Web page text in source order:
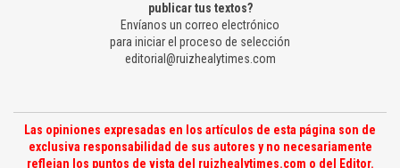
publicar tus textos?
Envíanos un correo electrónico
para iniciar el proceso de selección
editorial@ruizhealytimes.com
Las opiniones expresadas en los artículos de esta página son de
exclusiva responsabilidad de sus autores y no necesariamente
reflejan los puntos de vista del ruizhealytimes.com o del Editor.